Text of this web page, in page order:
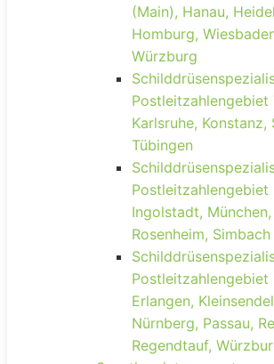
(Main), Hanau,
Homburg,
Würzburg
Postleitzahlengebiet
Karlsruhe,
Tübingen
Postleitzahlengebiet
Ingolstadt,
Rosenheim,
Postleitzahlengebiet
Erlangen,
Nürnberg, Passau,
Regendtauf,